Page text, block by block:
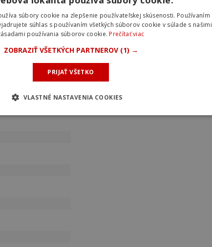
súbory cookie na zlepšenie používateľskej skúsenosti. Používaním
súhlas s používaním všetkých súborov cookie v súlade s našimi
používania súborov cookie.Prečítať viac
ZOBRAZIŤ VŠETKÝCH PARTNEROV (1) →
PRIJAŤ VŠETKO
VLASTNÉ NASTAVENIA COOKIES